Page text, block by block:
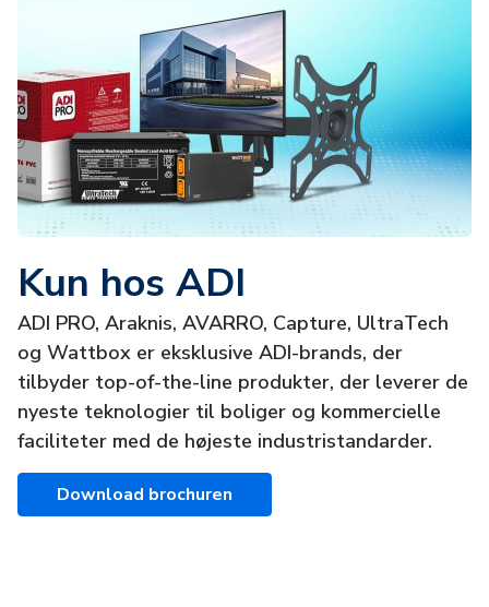
Kun hos ADI
ADI PRO, Araknis, AVARRO, Capture, UltraTech
og Wattbox er eksklusive ADI-brands, der
tilbyder top-of-the-line produkter, der leverer de
nyeste teknologier til boliger og kommercielle
faciliteter med de højeste industristandarder.
Download brochuren